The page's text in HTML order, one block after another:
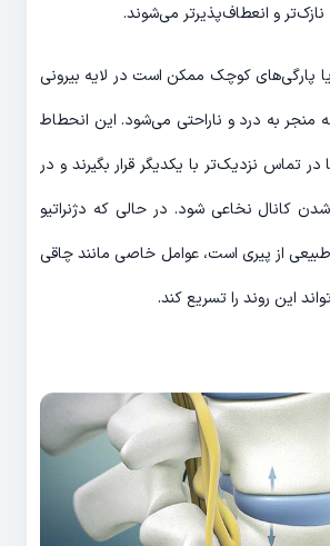
و انعطاف‌پذیرتر می‌شوند.
یا پارگی‌های کوچک ممکن است در لایه بیرونی
به درد و ناراحتی می‌شود. این انحطاط
تماس نزدیک‌تر با یکدیگر قرار بگیرند و در
کانال نخاعی شود. در حالی که دژنراتیو
از پیری است، عوامل خاصی مانند چاقی
این روند را تسریع کند.